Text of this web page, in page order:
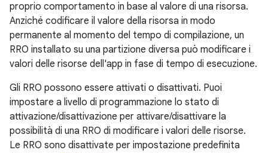
proprio comportamento in base al valore di una risorsa.
Anziché codificare il valore della risorsa in modo
permanente al momento del tempo di compilazione, un
RRO installato su una partizione diversa può modificare i
valori delle risorse dell'app in fase di tempo di esecuzione.
Gli RRO possono essere attivati o disattivati. Puoi
impostare a livello di programmazione lo stato di
attivazione/disattivazione per attivare/disattivare la
possibilità di una RRO di modificare i valori delle risorse.
Le RRO sono disattivate per impostazione predefinita